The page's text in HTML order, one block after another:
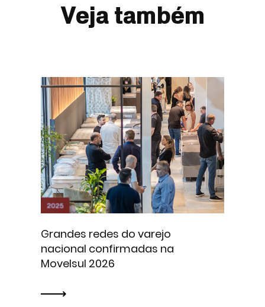
Veja também
Grandes redes do varejo
nacional confirmadas na
Movelsul 2026